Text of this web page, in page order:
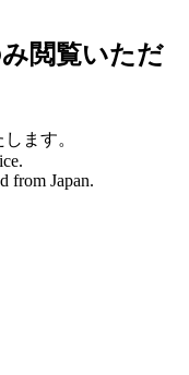
閲覧いただ
ます。
from Japan.